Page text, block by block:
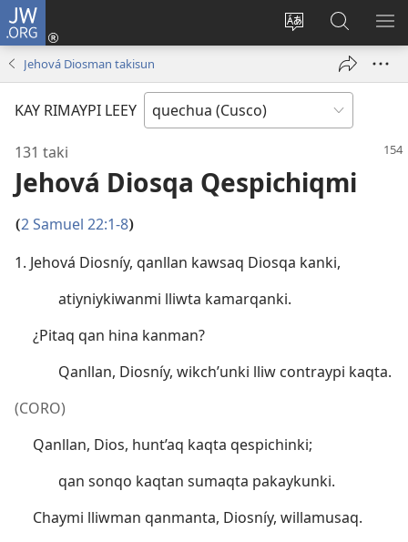
JW.ORG
Direccionpi
Sutiykiwan
jaykuy
nueva
JW.ORG
nisqapi
maskhay
Jehová Diosman takisun
KAY RIMAYPI LEEY
131 taki
Jehová Diosqa Qespichiqmi
(2 Samuel 22:1-8)
1. Jehová Diosníy, qanllan kawsaq Diosqa kanki,
atiyniykiwanmi lliwta kamarqanki.
¿Pitaq qan hina kanman?
Qanllan, Diosníy, wikch’unki lliw contraypi kaqta.
(CORO)
Qanllan, Dios, hunt’aq kaqta qespichinki;
qan sonqo kaqtan sumaqta pakaykunki.
Chaymi lliwman qanmanta, Diosníy, willamusaq.